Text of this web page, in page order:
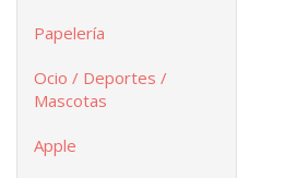
Papelería
Ocio / Deportes /
Mascotas
Apple